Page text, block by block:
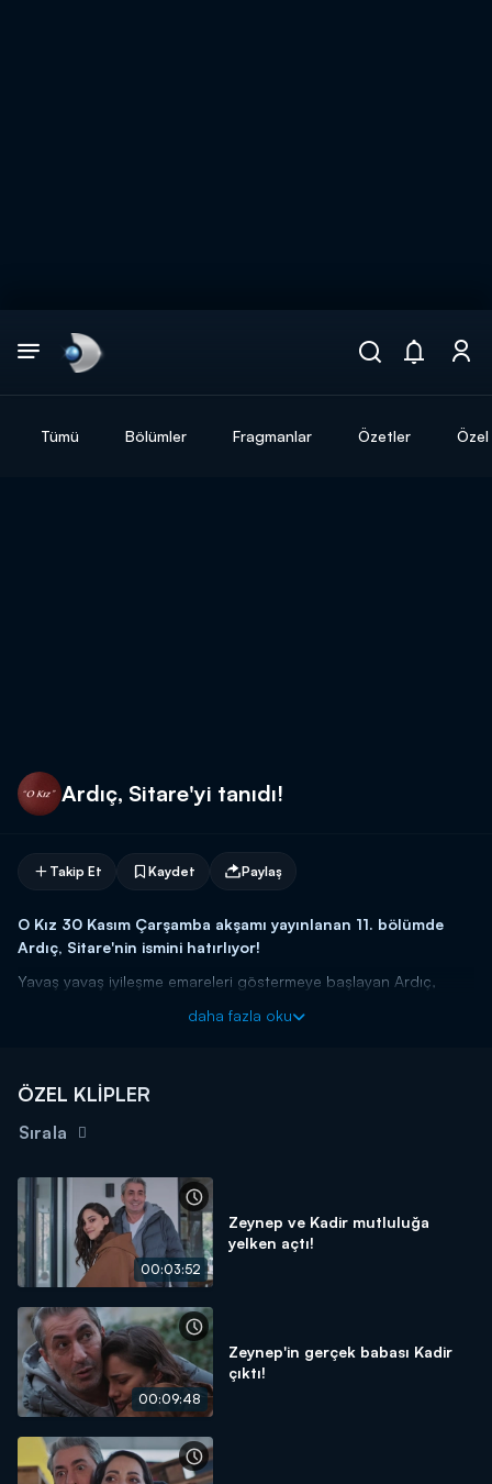
Tümü Bölümler Fragmanlar Özetler
Ardıç, Sitare'yi tanıdı!
Takip Et Kaydet Paylaş
O Kız 30 Kasım Çarşamba akşamı yayınlanan 11. bölümde
Ardıç, Sitare'nin ismini hatırlıyor!
Yavaş yavaş iyileşme emareleri göstermeye başlayan Ardıç,
hatırlatmaya çalışırken o sırada yalıya Sitare gelir. Ardıç'ın
O Kız yeni bölümleriyle her çarşamba Kanal D'de!
daha fazla oku
ÖZEL KLİPLER
Sırala
00:03:52
Zeynep ve Kadir mutluluğa
yelken açtı!
00:09:48
Zeynep'in gerçek babası Kadir
çıktı!